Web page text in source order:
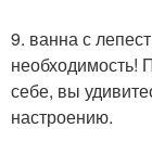
9. ванна с
необходимость!
себе, вы
настроению.